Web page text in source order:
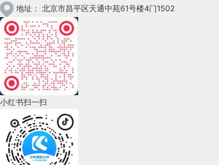
2023年1月(78)
2022年12月(45)
2022年11月(69)
2022年10月(51)
2022年9月(135)
2022年8月(60)
2022年7月(111)
2022年6月(162)
地址： 北京市昌平区天通中苑61号楼4门1502
小红书扫一扫